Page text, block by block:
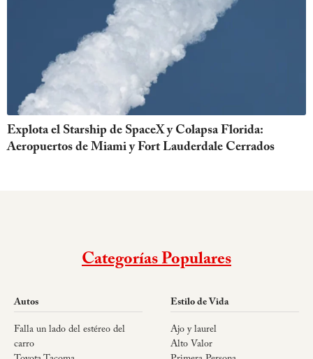
Explota el Starship de SpaceX y Colapsa Florida:
Aeropuertos de Miami y Fort Lauderdale Cerrados
Categorías Populares
Autos
Falla un lado del estéreo del
carro
Estilo de Vida
Ajo y laurel
Alto Valor